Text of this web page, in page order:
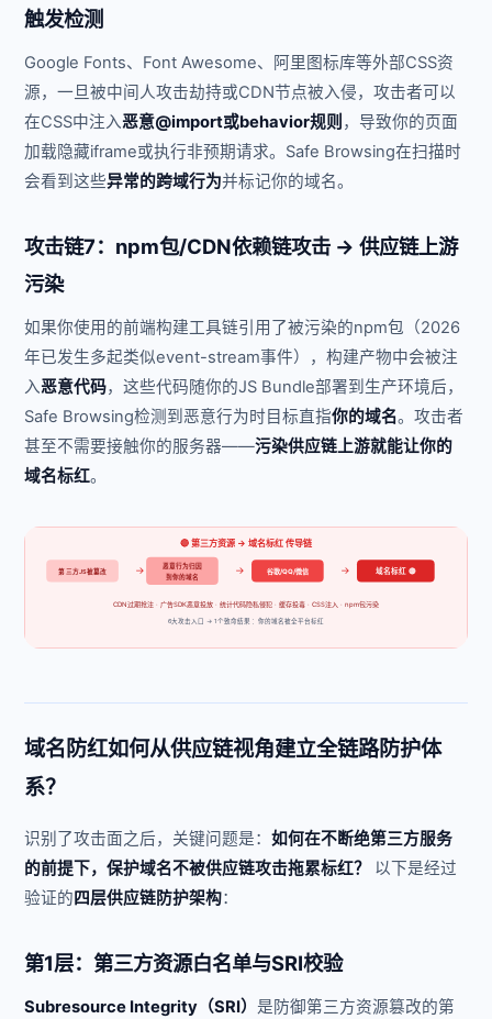
触发检测
Google Fonts、Font Awesome、阿里图标库等外部CSS资
源，一旦被中间人攻击劫持或CDN节点被入侵，攻击者可以
在CSS中注入恶意@import或behavior规则 ，导致你的页面
加载隐藏iframe或执行非预期请求。Safe Browsing在扫描时
会看到这些异常的跨域行为并标记你的域名。
攻击链7：npm包/CDN依赖链攻击 → 供应链上游
污染
如果你使用的前端构建工具链引用了被污染的npm包（2026
年已发生多起类似event-stream事件），构建产物中会被注
入恶意代码，这些代码随你的JS Bundle部署到生产环境后，
Safe Browsing检测到恶意行为时目标直指你的域名。攻击者
甚至不需要接触你的服务器——污染供应链上游就能让你的
域名标红。
🔴 第三方资源 → 域名标红 传导链
第三方JS被篡改 →
恶意行为归因
到你的域名
→ 谷歌/QQ/微信 → 域名标红 🔴
CDN过期抢注 · 广告SDK恶意投放 · 统计代码隐私侵犯 · 缓存投毒 · CSS注入 · npm包污染
6大攻击入口 → 1个致命结果：你的域名被全平台标红
域名防红如何从供应链视角建立全链路防护体
系？
识别了攻击面之后，关键问题是：如何在不断绝第三方服务
的前提下，保护域名不被供应链攻击拖累标红？
以下是经过
验证的四层供应链防护架构：
第1层：第三方资源白名单与SRI校验
Subresource Integrity（SRI）是防御第三方资源篡改的第